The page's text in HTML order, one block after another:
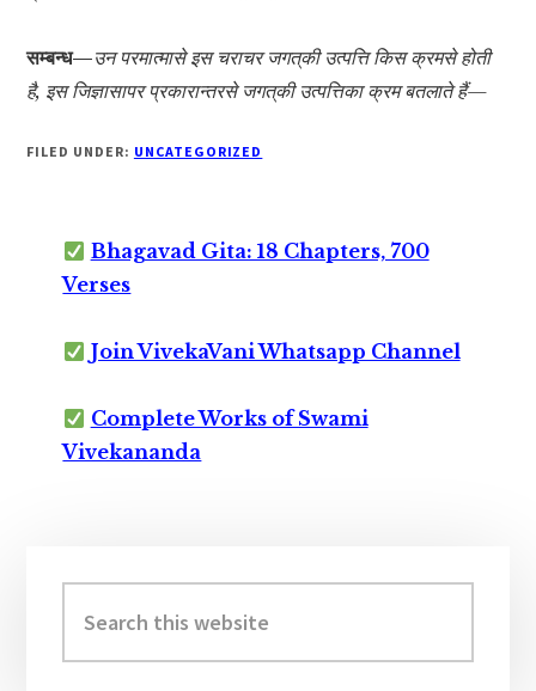
सम्बन्ध—उन परमात्मासे इस चराचर जगत‍्की उत्पत्ति किस क्रमसे होती
है, इस जिज्ञासापर प्रकारान्तरसे जगत‍्की उत्पत्तिका क्रम बतलाते हैं—
FILED UNDER: UNCATEGORIZED
Bhagavad Gita: 18 Chapters, 700
Verses
Join VivekaVani Whatsapp Channel
Complete Works of Swami
Vivekananda
Sidebar
this
website